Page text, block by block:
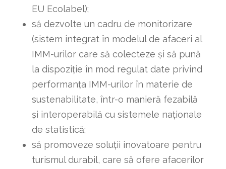
EU Ecolabel);
să dezvolte un cadru de monitorizare
(sistem integrat în modelul de afaceri al
IMM-urilor care să colecteze și să pună
la dispoziție în mod regulat date privind
performanța IMM-urilor în materie de
sustenabilitate, într-o manieră fezabilă
și interoperabilă cu sistemele naționale
de statistică;
să promoveze soluții inovatoare pentru
turismul durabil, care să ofere afacerilor